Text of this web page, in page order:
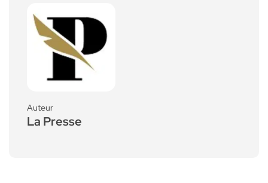
Auteur
La Presse